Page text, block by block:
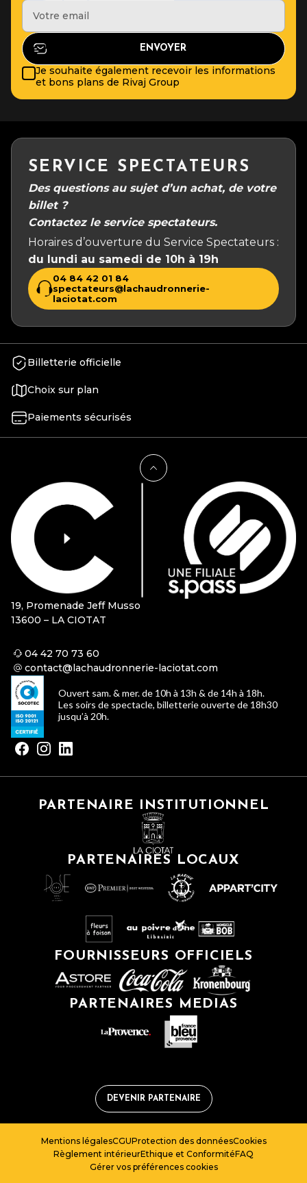
Je souhaite également recevoir les informations
et bons plans de Rivaj Group
SERVICE SPECTATEURS
Des questions au sujet d’un achat, de votre
billet ?
Contactez le service spectateurs.
Horaires d’ouverture du Service Spectateurs :
du lundi au samedi de 10h à 19h
04 84 42 01 84
spectateurs@lachaudronnerie-
laciotat.com
Billetterie officielle
Choix sur plan
Paiements sécurisés
19, Promenade Jeff Musso
13600 – LA CIOTAT
04 42 70 73 60
contact@lachaudronnerie-laciotat.com
Ouvert sam. & mer. de 10h à 13h & de 14h à 18h.
Les soirs de spectacle, billetterie ouverte de 18h30
jusqu’à 20h.
PARTENAIRE INSTITUTIONNEL
PARTENAIRES LOCAUX
FOURNISSEURS OFFICIELS
PARTENAIRES MEDIAS
DEVENIR PARTENAIRE
Mentions légalesCGUProtection des donnéesCookies
Règlement intérieurEthique et ConformitéFAQ
Gérer vos préférences cookies